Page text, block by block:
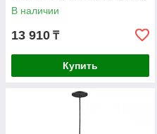
В наличии
13 910 ₸
Купить